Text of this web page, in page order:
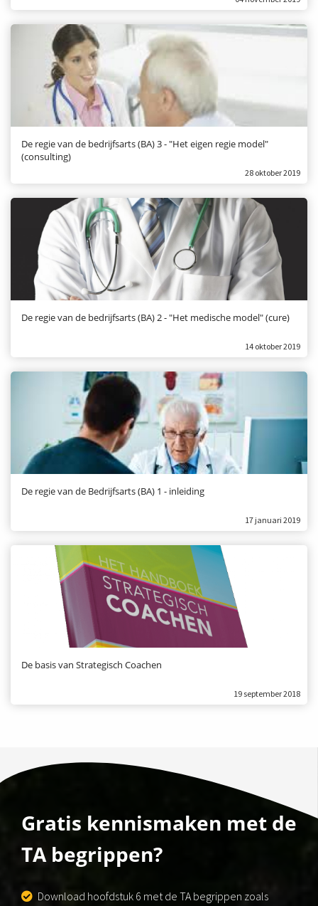
De regie van de bedrijfsarts (BA) 3 - "Het eigen regie model"
(consulting)
28 oktober 2019
De regie van de bedrijfsarts (BA) 2 - "Het medische model" (cure)
14 oktober 2019
De regie van de Bedrijfsarts (BA) 1 - inleiding
17 januari 2019
De basis van Strategisch Coachen
19 september 2018
Gratis kennismaken met de
TA begrippen?
Download hoofdstuk 6 met de TA begrippen zoals